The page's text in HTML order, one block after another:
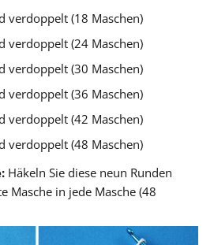
verdoppelt (18 Maschen)
verdoppelt (24 Maschen)
verdoppelt (30 Maschen)
verdoppelt (36 Maschen)
verdoppelt (42 Maschen)
verdoppelt (48 Maschen)
Häkeln Sie diese neun Runden
Masche in jede Masche (48